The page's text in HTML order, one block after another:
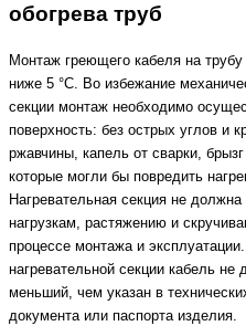
обогрева труб
Монтаж греющего кабеля на
ниже 5 °С. Во избежание
секции монтаж необходимо
поверхность: без острых углов и
ржавчины, капель от сварки,
которые могли бы повредить
Нагревательная секция не
нагрузкам, растяжению и
процессе монтажа и
нагревательной секции кабель не
меньший, чем указан в
документа или паспорта изделия.